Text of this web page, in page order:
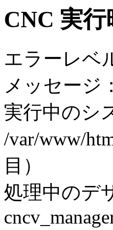
CNC 実
エラーレベ
メッセージ
実行中のシ
/var/www/
目）
処理中のデ